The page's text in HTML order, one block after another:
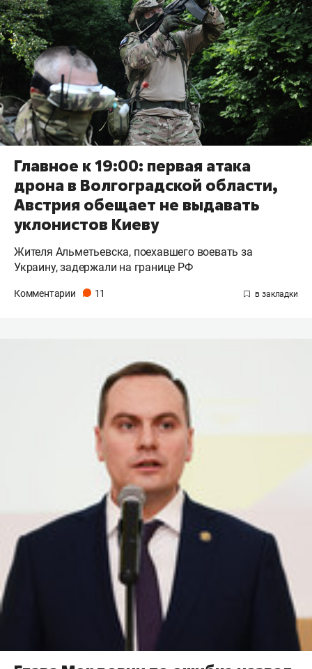
Главное к 19:00: первая атака
дрона в Волгоградской области,
Австрия обещает не выдавать
уклонистов Киеву
Жителя Альметьевска, поехавшего воевать за
Украину, задержали на границе РФ
Комментарии 11